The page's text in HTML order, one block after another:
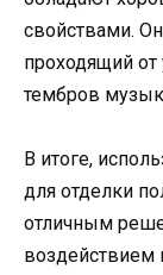
свойствами.
проходящий
тембров
В итоге,
для отделки
отличным
воздействием